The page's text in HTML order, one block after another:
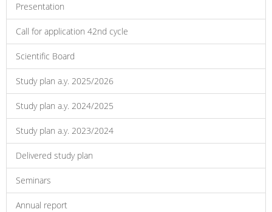
Presentation
Call for application 42nd cycle
Scientific Board
Study plan a.y. 2025/2026
Study plan a.y. 2024/2025
Study plan a.y. 2023/2024
Delivered study plan
Seminars
Annual report